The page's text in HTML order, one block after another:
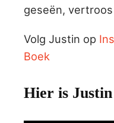
geseën,
Volg Justin op
Boek
Hier is